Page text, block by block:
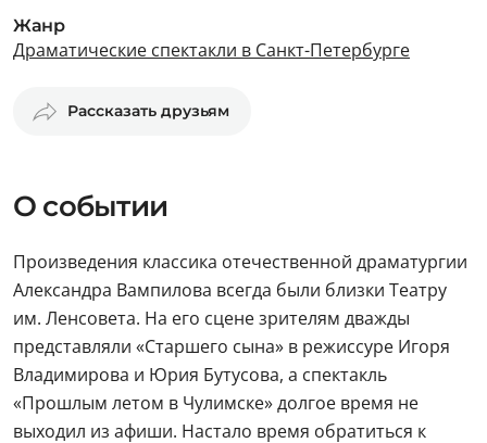
Жанр
Драматические спектакли в Санкт-Петербурге
Рассказать друзьям
О событии
Произведения классика отечественной драматургии
Александра Вампилова всегда были близки Театру
им. Ленсовета. На его сцене зрителям дважды
представляли «Старшего сына» в режиссуре Игоря
Владимирова и Юрия Бутусова, а спектакль
«Прошлым летом в Чулимске» долгое время не
выходил из афиши. Настало время обратиться к